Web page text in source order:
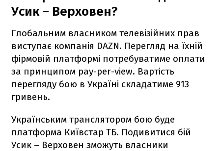
Усик – Верховен?
Глобальним власником телевізійних прав
виступає компанія DAZN. Перегляд на їхній
фірмовій платформі потребуватиме оплати
за принципом pay-per-view. Вартість
перегляду бою в Україні складатиме 913
гривень.
Українським транслятором бою буде
платформа Київстар ТБ. Подивитися бій
Усик – Верховен зможуть власники